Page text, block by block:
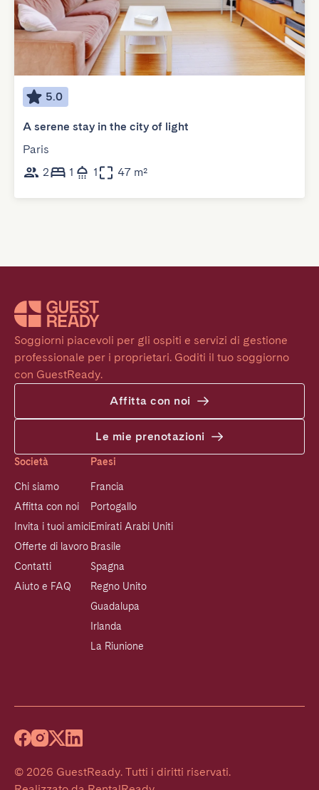
5.0
A serene stay in the city of light
Paris
2
1 1 47 m²
Soggiorni piacevoli per gli ospiti e servizi di gestione
professionale per i proprietari. Goditi il tuo soggiorno
con GuestReady.
Affitta con noi
Le mie prenotazioni
Società
Chi siamo
Affitta con noi
Invita i tuoi amici
Offerte di lavoro
Contatti
Aiuto e FAQ
Paesi
Francia
Portogallo
Emirati Arabi Uniti
Brasile
Spagna
Regno Unito
Guadalupa
Irlanda
La Riunione
© 2026 GuestReady. Tutti i diritti riservati.